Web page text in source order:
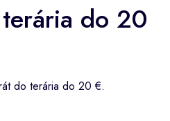
do 20
do terária do 20 €.